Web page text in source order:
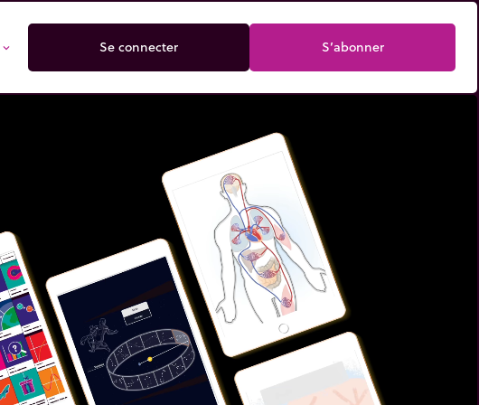
expand_more Se connecter S’abonner